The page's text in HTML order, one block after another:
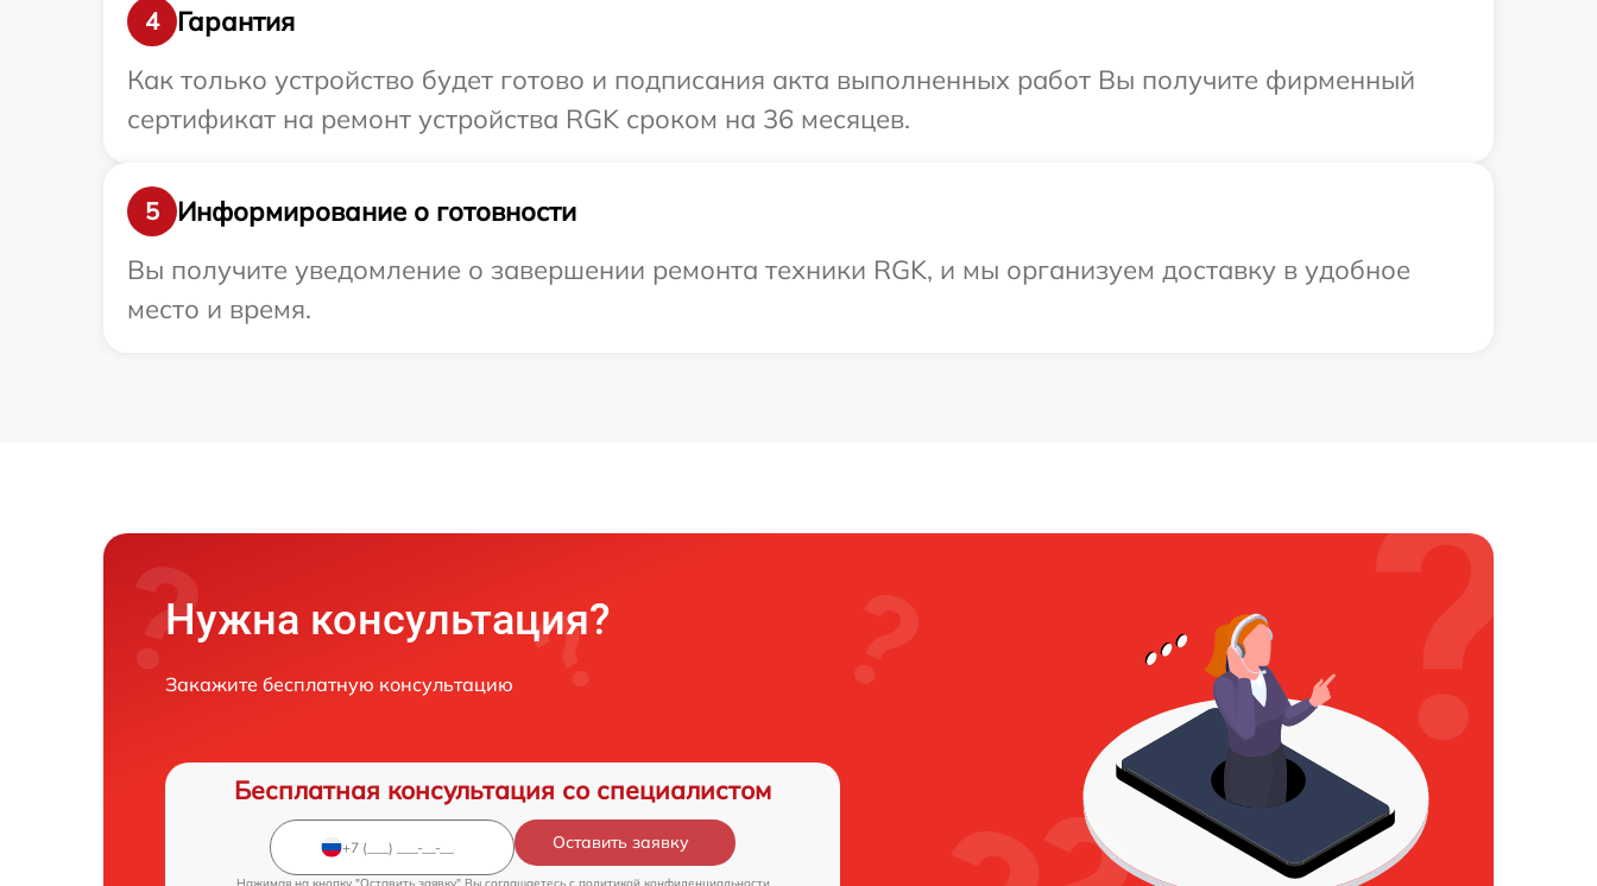
4
Гарантия
Как только устройство будет готово и подписания акта выполненных работ Вы получите фирменный
сертификат на ремонт устройства RGK сроком на 36 месяцев.
5
Информирование о готовности
Вы получите уведомление о завершении ремонта техники RGK, и мы организуем доставку в удобное
место и время.
Нужна консультация?
Закажите бесплатную консультацию
Бесплатная консультация со специалистом
Оставить заявку